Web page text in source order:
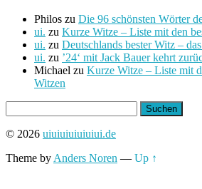
Philos zu Die 96 schönsten Wörter
ui. zu Kurze Witze – Liste mit den
ui. zu Deutschlands bester Witz –
ui. zu ’24‘ mit Jack Bauer kehrt
Michael zu Kurze Witze – Liste mit
Witzen
nach:
© 2026 uiuiuiuiuiuiui.de
Theme by Anders Noren — Up ↑